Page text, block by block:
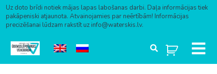
Uz doto brīdi notiek mājas lapas labošanas darbi. Daļa informācijas tiek
pakāpeniski atjaunota. Atvainojamies par neērtībām! Informācijas
precizēšanai lūdzam rakstīt uz info@waterskis.lv.